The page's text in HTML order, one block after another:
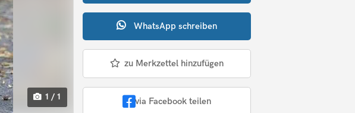
1 / 1
WhatsApp schreiben
zu Merkzettel hinzufügen
via Facebook teilen